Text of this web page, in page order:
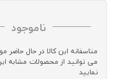
ناموجود
متاسفانه این کالا در حال حاضر
می توانید از محصولات مشابه
نمایید